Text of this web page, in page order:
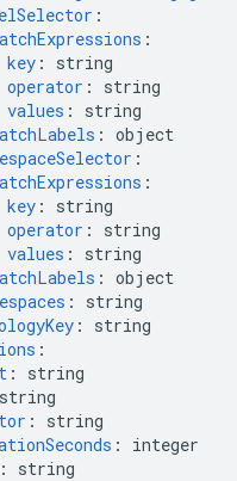
:
:
key :
string
operator :
string
values :
string
: object
:
:
key :
string
operator :
string
values :
string
: object
:
string
:
string
:
:
string
string
:
string
:
integer
: string